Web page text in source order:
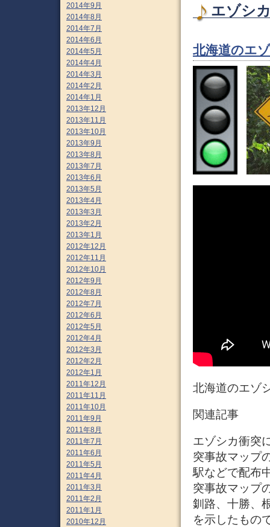
エゾシ
北海道のエ
北海道のエゾ
関連記事
エゾシカ衝突
突事故マップ
駅などで配布
突事故マップ
釧路、十勝、
を示したもの
2014年9月
2014年8月
2014年7月
2014年6月
2014年5月
2014年4月
2014年3月
2014年2月
2014年1月
2013年12月
2013年11月
2013年10月
2013年9月
2013年8月
2013年7月
2013年6月
2013年5月
2013年4月
2013年3月
2013年2月
2013年1月
2012年12月
2012年11月
2012年10月
2012年9月
2012年8月
2012年7月
2012年6月
2012年5月
2012年4月
2012年3月
2012年2月
2012年1月
2011年12月
2011年11月
2011年10月
2011年9月
2011年8月
2011年7月
2011年6月
2011年5月
2011年4月
2011年3月
2011年2月
2011年1月
2010年12月